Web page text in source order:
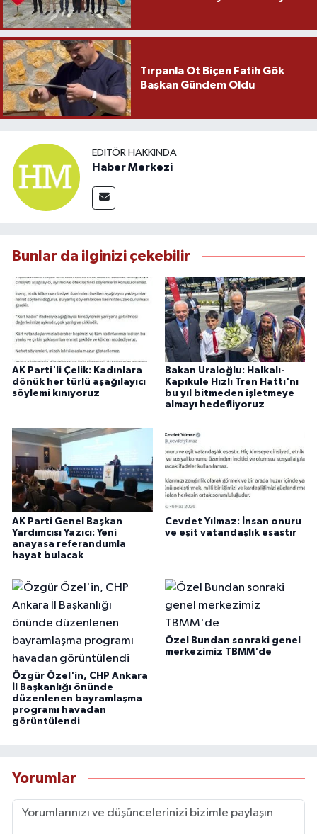
Tırpanla Ot Biçen Fatih Gök
Başkan Gündem Oldu
EDITÖR HAKKINDA
Haber Merkezi
Bunlar da ilginizi çekebilir
AK Parti'li Çelik: Kadınlara
dönük her türlü aşağılayıcı
söylemi kınıyoruz
Bakan Uraloğlu: Halkalı-
Kapıkule Hızlı Tren Hattı'nı
bu yıl bitmeden işletmeye
almayı hedefliyoruz
AK Parti Genel Başkan
Yardımcısı Yazıcı: Yeni
anayasa referandumla
hayat bulacak
Cevdet Yılmaz: İnsan onuru
ve eşit vatandaşlık esastır
Özgür Özel'in, CHP Ankara
İl Başkanlığı önünde
düzenlenen bayramlaşma
programı havadan
görüntülendi
Özel Bundan sonraki genel
merkezimiz TBMM'de
Yorumlar